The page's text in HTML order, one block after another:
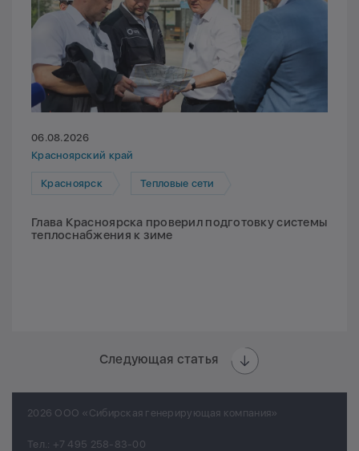
06.08.2026
Красноярский край
Красноярск Тепловые сети
Глава Красноярска проверил подготовку системы
теплоснабжения к зиме
Следующая статья
2026 ООО «Сибирская генерирующая компания»
Тел.: +7 495 258-83-00